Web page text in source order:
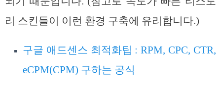
리 스킨들이 이런 환경 구축에 유리합니다.)
구글 애드센스 최적화팁 : RPM, CPC, CTR,
eCPM(CPM) 구하는 공식